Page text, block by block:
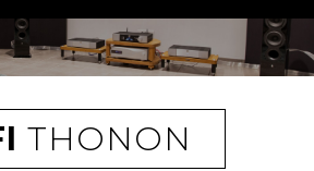
THONON